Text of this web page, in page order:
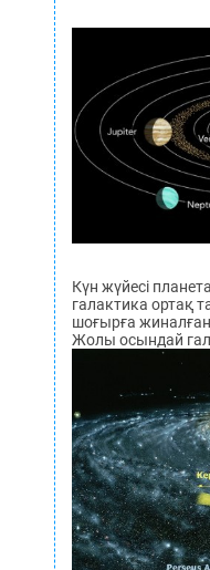
Күн жүйесі
галактика ортақ
шоғырға
Жолы осындай